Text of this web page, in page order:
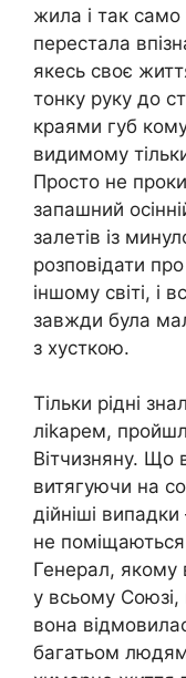
жила і так
перестала
якесь своє
тонку руку до
краями губ
видимому
Просто не
запашний
залетів із
розповідати
іншому світі, і
завжди була
з хусткою.
Тільки рідні
ліkарем,
Вітчизняну. Що
витягуючи на
дійніші
не
Генерал, якому
у всьому Союзі,
вона
багатьом людям